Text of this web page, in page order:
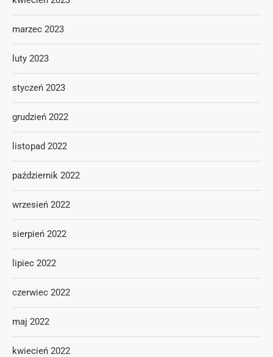
marzec 2023
luty 2023
styczeń 2023
grudzień 2022
listopad 2022
październik 2022
wrzesień 2022
sierpień 2022
lipiec 2022
czerwiec 2022
maj 2022
kwiecień 2022